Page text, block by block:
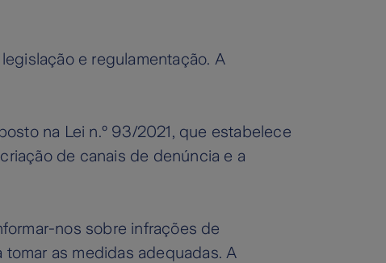
e regulamentação. A
na Lei n.º 93/2021, que estabelece
de canais de denúncia e a
nos sobre infrações de
as medidas adequadas. A